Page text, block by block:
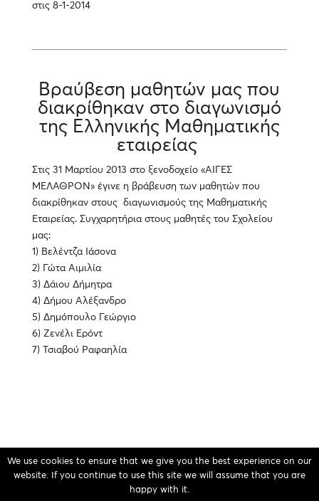
στις 8-1-2014
Βραύβεση μαθητών μας που
διακρίθηκαν στο διαγωνισμό
της Ελληνικής Μαθηματικής
εταιρείας
Στις 31 Μαρτίου 2013 στο ξενοδοχείο «ΑΙΓΕΣ
ΜΕΛΑΘΡΟΝ» έγινε η βράβευση των μαθητών που
διακρίθηκαν στους διαγωνισμούς της Μαθηματικής
Εταιρείας. Συγχαρητήρια στους μαθητές του Σχολείου
μας:
1) Βελέντζα Ιάσονα
2) Γώτα Αιμιλία
3) Δάιου Δήμητρα
4) Δήμου Αλέξανδρο
5) Δημόπουλο Γεώργιο
6) Ζενέλι Ερόντ
7) Τσιαβού Ραφαηλία
1ο Γενικό Λύκειο Βέροιας © 2026
We use cookies to ensure that we give you the best experience on our
website. If you continue to use this site we will assume that you are
happy with it.